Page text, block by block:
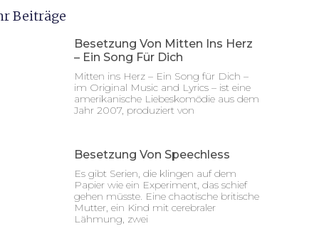
Beiträge
Besetzung Von Mitten Ins Herz
– Ein Song Für Dich
Mitten ins Herz – Ein Song für Dich –
im Original Music and Lyrics – ist eine
amerikanische Liebeskomödie aus dem
Jahr 2007, produziert von
Besetzung Von Speechless
Es gibt Serien, die klingen auf dem
Papier wie ein Experiment, das schief
gehen müsste. Eine chaotische britische
Mutter, ein Kind mit cerebraler
Lähmung, zwei